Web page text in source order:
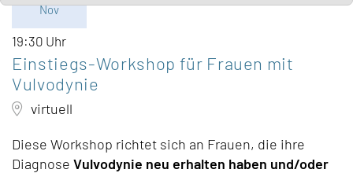
Nov
19:30 Uhr
Einstiegs-Workshop für Frauen mit
Vulvodynie
virtuell
Diese Workshop richtet sich an Frauen, die ihre
Diagnose Vulvodynie neu erhalten haben und/oder